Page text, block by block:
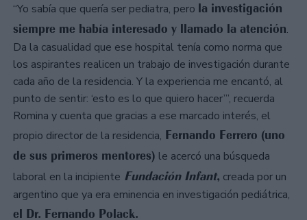
“Yo sabía que quería ser pediatra, pero la investigación
siempre me había interesado y llamado la atención.
Da la casualidad que ese hospital tenía como norma que
los aspirantes realicen un trabajo de investigación durante
cada año de la residencia. Y la experiencia me encantó, al
punto de sentir: ‘esto es lo que quiero hacer’”, recuerda
Romina y cuenta que gracias a ese marcado interés, el
propio director de la residencia, Fernando Ferrero (uno
de sus primeros mentores) le acercó una búsqueda
laboral en la incipiente Fundación Infant, creada por un
argentino que ya era eminencia en investigación pediátrica,
el Dr. Fernando Polack.